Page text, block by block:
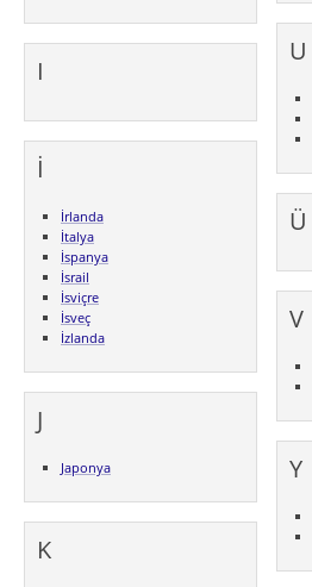
I
İ
İrlanda
İtalya
İspanya
İsrail
İsviçre
İsveç
İzlanda
J
Japonya
K
U
Ü
V
Y